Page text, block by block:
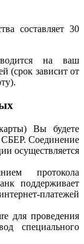
составляет 30
на ваш
(срок зависит от
Вы будете
Соединение
осуществляется
протокола
поддерживает
платежей
для проведения
специального